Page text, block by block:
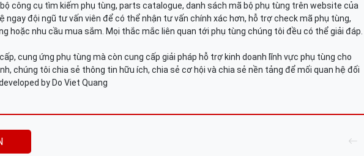
công cụ tìm kiếm phụ tùng, parts catalogue, danh sách mã bộ phụ tùng trên website của
ngay đội ngũ tư vấn viên để có thể nhận tư vấn chính xác hơn, hỗ trợ check mã phụ tùng,
hoặc nhu cầu mua sắm. Mọi thắc mắc liên quan tới phụ tùng chúng tôi đều có thể giải đáp.
cấp, cung ứng phụ tùng mà còn cung cấp giải pháp hỗ trợ kinh doanh lĩnh vực phụ tùng cho
chúng tôi chia sẻ thông tin hữu ích, chia sẻ cơ hội và chia sẻ nền tảng để mối quan hệ đối
by Do Viet Quang